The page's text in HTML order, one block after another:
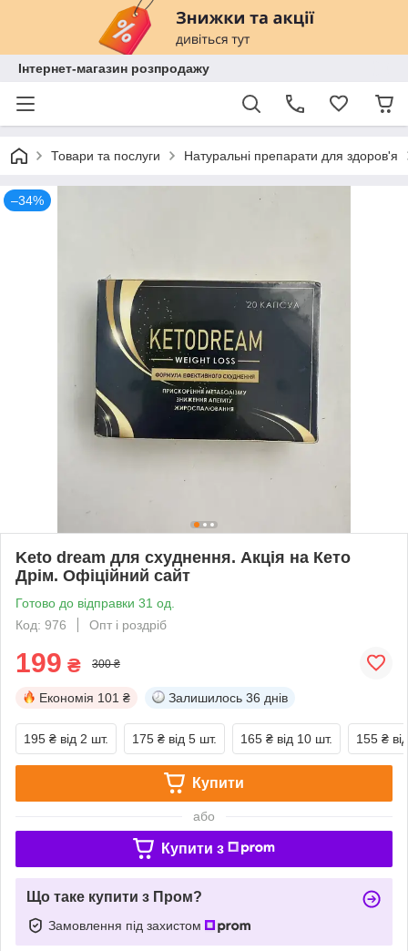
Інтернет-магазин розпродажу
Товари та послуги Натуральні препарати для здоров'я
–34%
Keto dream для схуднення. Акція на Кето
Дрім. Офіційний сайт
Готово до відправки 31 од.
Код: 976
Опт і роздріб
199 ₴ 300 ₴
Економія 101 ₴ Залишилось 36 днів
195 ₴ від 2 шт. 175 ₴ від 5 шт. 165 ₴ від 10 шт. 155 ₴
Купити
або
Купити з
Що таке купити з Пром?
Замовлення під захистом